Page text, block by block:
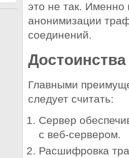
это не так. Именно
анонимизации
соединений.
Достоинства
Главными
следует считать:
Сервер
с веб-сервером.
Расшифровка